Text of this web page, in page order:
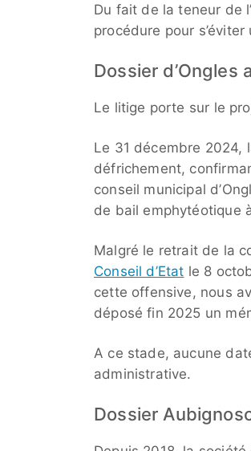
Du fait de la teneur de
procédure pour
Dossier d’Ongles
Le litige porte sur le
Le 31 décembre 2024,
défrichement,
conseil municipal
de bail emphytéotique
Malgré le retrait de la
Conseil d’Etat le 8
cette offensive, nous
déposé fin 2025 un
A ce stade, aucune
administrative.
Dossier